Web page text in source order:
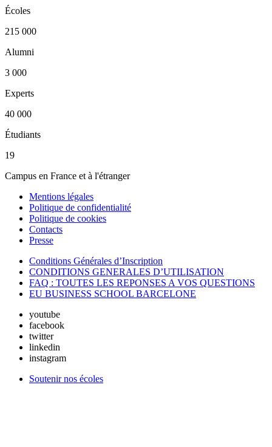
Écoles
215 000
Alumni
3 000
Experts
40 000
Étudiants
19
Campus en France et à l'étranger
Mentions légales
Politique de confidentialité
Politique de cookies
Contacts
Presse
Conditions Générales d’Inscription
CONDITIONS GENERALES D’UTILISATION
FAQ : TOUTES LES REPONSES A VOS QUESTIONS
EU BUSINESS SCHOOL BARCELONE
youtube
facebook
twitter
linkedin
instagram
Soutenir nos écoles